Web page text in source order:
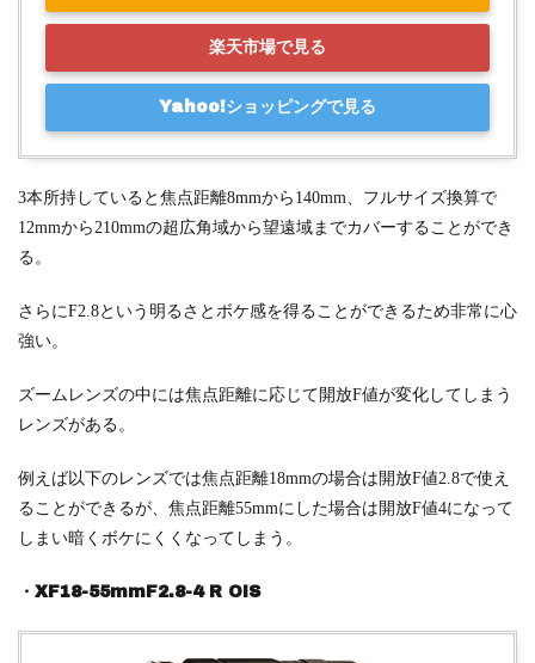
楽天市場で見る
Yahoo!ショッピングで見る
3本所持していると焦点距離8mmから140mm、フルサイズ換算で
12mmから210mmの超広角域から望遠域までカバーすることができ
る。
さらにF2.8という明るさとボケ感を得ることができるため非常に心
強い。
ズームレンズの中には焦点距離に応じて開放F値が変化してしまう
レンズがある。
例えば以下のレンズでは焦点距離18mmの場合は開放F値2.8で使え
ることができるが、焦点距離55mmにした場合は開放F値4になって
しまい暗くボケにくくなってしまう。
・XF18-55mmF2.8-4 R OIS